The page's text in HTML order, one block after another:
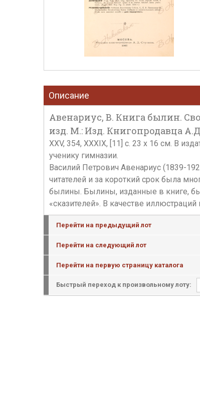
Описание
Авенариус, В. Книга былин.
изд. М.: Изд. Книгопродавца
XXV, 354, XXXIX, [11] c. 23 x 16 см. В
ученику гимназии.
Василий Петрович Авенариус (1839-
читателей и за короткий срок была
былины. Былины, изданные в книге,
«сказителей». В качестве
Перейти на предыдущий лот
Перейти на следующий лот
Перейти на первую страницу каталога
Быстрый переход к произвольному лоту: